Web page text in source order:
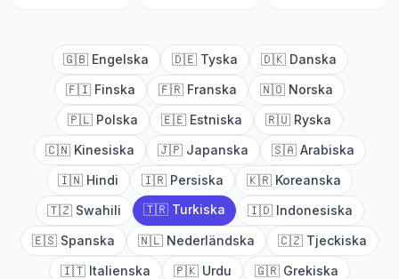
🇬🇧 Engelska 🇩🇪 Tyska 🇩🇰 Danska
🇫🇮 Finska 🇫🇷 Franska 🇳🇴 Norska
🇵🇱 Polska 🇪🇪 Estniska 🇷🇺 Ryska
🇨🇳 Kinesiska 🇯🇵 Japanska 🇸🇦 Arabiska
🇮🇳 Hindi 🇮🇷 Persiska 🇰🇷 Koreanska
🇹🇿 Swahili 🇹🇷 Turkiska 🇮🇩 Indonesiska
🇪🇸 Spanska 🇳🇱 Nederländska 🇨🇿 Tjeckiska
🇮🇹 Italienska 🇵🇰 Urdu 🇬🇷 Grekiska